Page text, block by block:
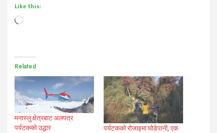
Like this:
Loading…
Related
मनास्लु क्षेत्रबाट अलपत्र
पर्यटकको उद्धार
पर्यटकको रोजाइमा घोडेपानी, एक